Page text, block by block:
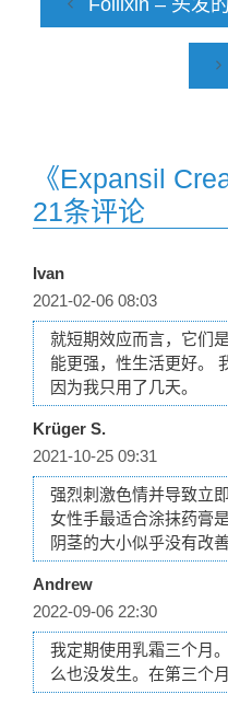
《Expansil
21条评论
Ivan
2021-02-06 08:03
就短期效应而言，它们
能更强，性生活更好。
因为我只用了几天。
Krüger S.
2021-10-25 09:31
强烈刺激色情并导致立
女性手最适合涂抹药膏
阴茎的大小似乎没有改善
Andrew
2022-09-06 22:30
我定期使用乳霜三个月
么也没发生。在第三个